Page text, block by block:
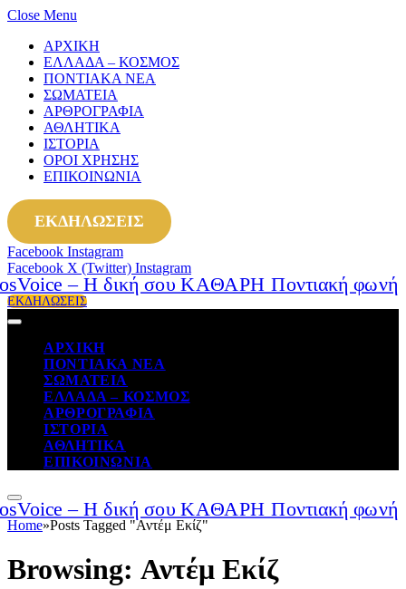
Close Menu
ΑΡΧΙΚΗ
ΕΛΛΑΔΑ – ΚΟΣΜΟΣ
ΠΟΝΤΙΑΚΑ ΝΕΑ
ΣΩΜΑΤΕΙΑ
ΑΡΘΡΟΓΡΑΦΙΑ
ΑΘΛΗΤΙΚΑ
ΙΣΤΟΡΙΑ
ΟΡΟΙ ΧΡΗΣΗΣ
ΕΠΙΚΟΙΝΩΝΙΑ
ΕΚΔΗΛΩΣΕΙΣ
Facebook Instagram
Facebook X (Twitter) Instagram
ΕΚΔΗΛΩΣΕΙΣ
ΑΡΧΙΚΗ
ΠΟΝΤΙΑΚΑ ΝΕΑ
ΣΩΜΑΤΕΙΑ
ΕΛΛΑΔΑ – ΚΟΣΜΟΣ
ΑΡΘΡΟΓΡΑΦΙΑ
ΙΣΤΟΡΙΑ
ΑΘΛΗΤΙΚΑ
ΕΠΙΚΟΙΝΩΝΙΑ
Home»Posts Tagged "Αντέμ Εκίζ"
Browsing: Αντέμ Εκίζ